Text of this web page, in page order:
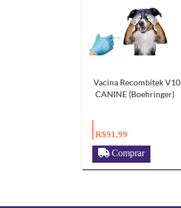
Vacina Recombitek V10
CANINE (Boehringer)
R$91,99
Comprar